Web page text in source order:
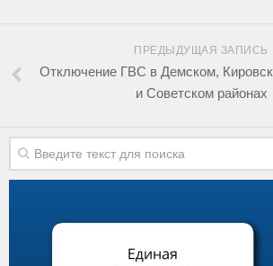
ПРЕДЫДУЩАЯ ЗАПИСЬ
Отключение ГВС в Демском,
и Советском районах